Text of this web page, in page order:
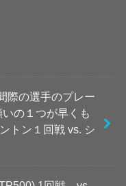
際の選手のプレー
の１つが早くも
トン１回戦 vs. シ